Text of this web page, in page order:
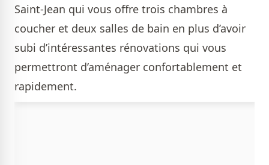
Saint-Jean qui vous offre trois chambres à
coucher et deux salles de bain en plus d’avoir
subi d’intéressantes rénovations qui vous
permettront d’aménager confortablement et
rapidement.